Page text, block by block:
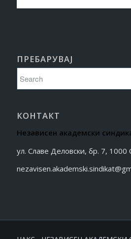
ПРЕБАРУВАЈ
КОНТАКТ
Независен академски
ул. Славе Деловски, бр. 7, 1000